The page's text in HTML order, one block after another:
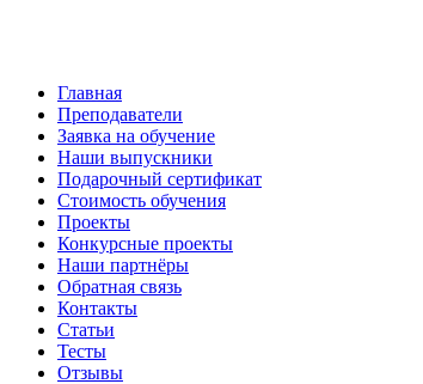
Главная
Преподаватели
Заявка на обучение
Наши выпускники
Подарочный сертификат
Стоимость обучения
Проекты
Конкурсные проекты
Наши партнёры
Обратная связь
Контакты
Статьи
Тесты
Отзывы